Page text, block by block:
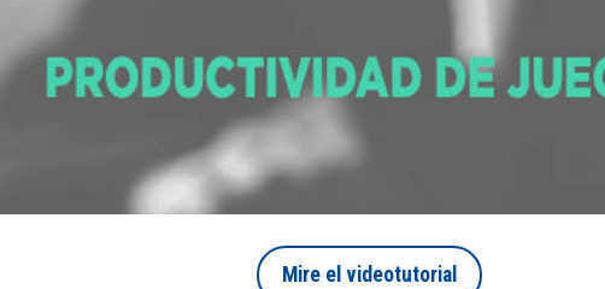
Mire el videotutorial